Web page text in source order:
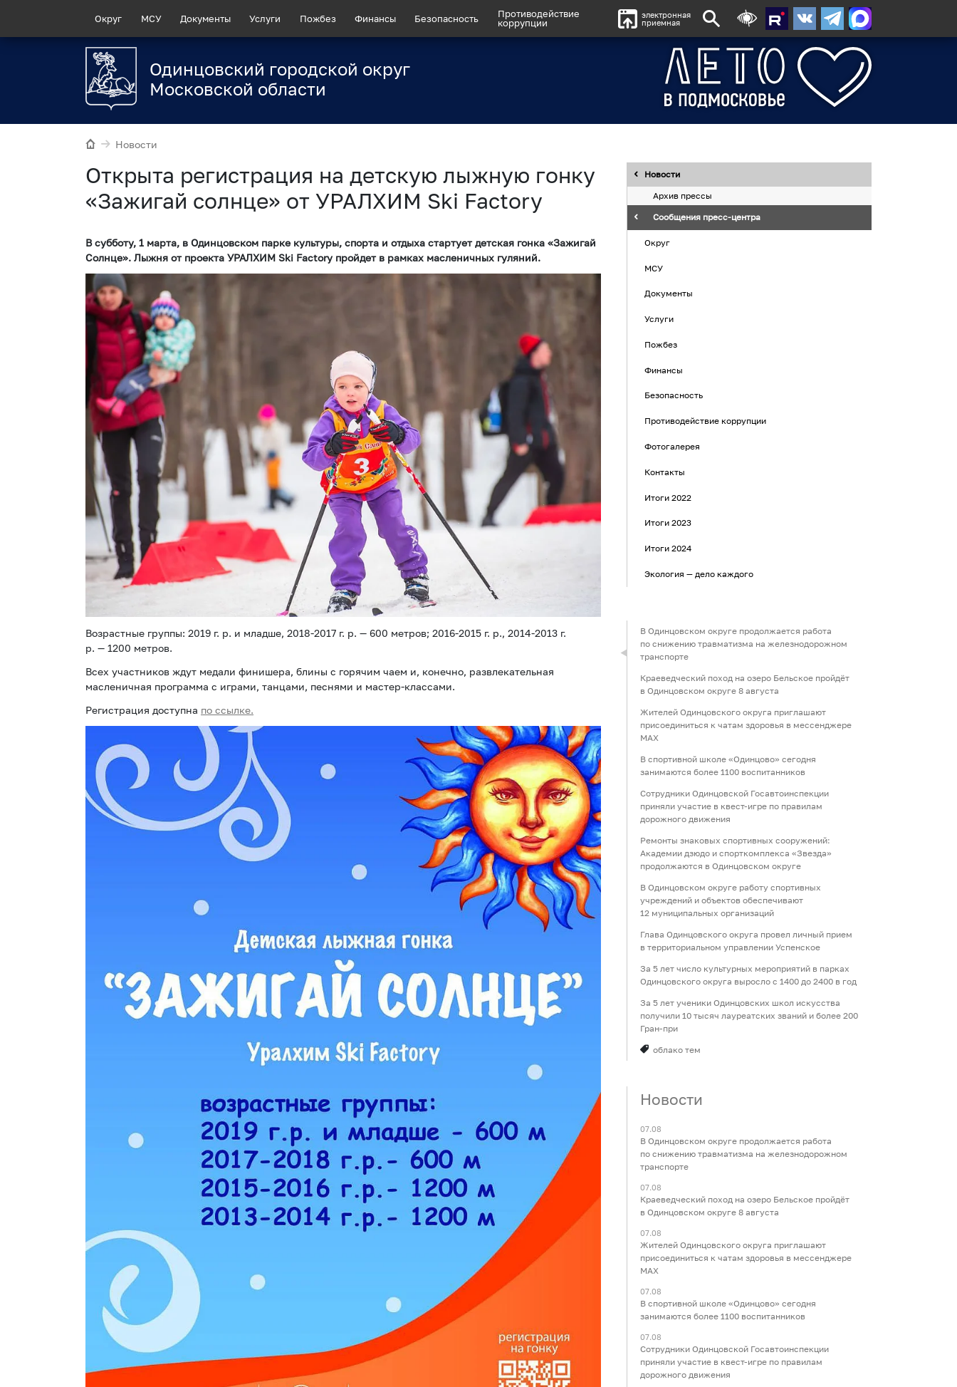
Округ МСУ Документы Услуги Пожбез Финансы Безопасность
Противодействие
коррупции
электронная
приемная
Одинцовский городской округ
Московской области
Новости
Открыта регистрация на детскую лыжную гонку
«Зажигай солнце» от УРАЛХИМ Ski Factory
В субботу, 1 марта, в Одинцовском парке культуры, спорта и отдыха стартует детская гонка «Зажигай
Солнце». Лыжня от проекта УРАЛХИМ Ski Factory пройдет в рамках масленичных гуляний.
Возрастные группы: 2019 г. р. и младше, 2018-2017 г. р. — 600 метров; 2016-2015 г. р., 2014-2013 г.
р. — 1200 метров.
Всех участников ждут медали финишера, блины с горячим чаем и, конечно, развлекательная
масленичная программа с играми, танцами, песнями и мастер-классами.
Регистрация доступна по ссылке.
Новости
Архив прессы
Сообщения пресс-центра
Округ
МСУ
Документы
Услуги
Пожбез
Финансы
Безопасность
Противодействие коррупции
Фотогалерея
Контакты
Итоги 2022
Итоги 2023
Итоги 2024
Экология — дело каждого
В Одинцовском округе продолжается работа
по снижению травматизма на железнодорожном
транспорте
Краеведческий поход на озеро Бельское пройдёт
в Одинцовском округе 8 августа
Жителей Одинцовского округа приглашают
присоединиться к чатам здоровья в мессенджере
МАХ
В спортивной школе «Одинцово» сегодня
занимаются более 1100 воспитанников
Сотрудники Одинцовской Госавтоинспекции
приняли участие в квест-игре по правилам
дорожного движения
Ремонты знаковых спортивных сооружений:
Академии дзюдо и спорткомплекса «Звезда»
продолжаются в Одинцовском округе
В Одинцовском округе работу спортивных
учреждений и объектов обеспечивают
12 муниципальных организаций
Глава Одинцовского округа провел личный прием
в территориальном управлении Успенское
За 5 лет число культурных мероприятий в парках
Одинцовского округа выросло с 1400 до 2400 в год
За 5 лет ученики Одинцовских школ искусства
получили 10 тысяч лауреатских званий и более 200
Гран-при
облако тем
Новости
07.08
В Одинцовском округе продолжается работа
по снижению травматизма на железнодорожном
транспорте
07.08
Краеведческий поход на озеро Бельское пройдёт
в Одинцовском округе 8 августа
07.08
Жителей Одинцовского округа приглашают
присоединиться к чатам здоровья в мессенджере
МАХ
07.08
В спортивной школе «Одинцово» сегодня
занимаются более 1100 воспитанников
07.08
Сотрудники Одинцовской Госавтоинспекции
приняли участие в квест-игре по правилам
дорожного движения